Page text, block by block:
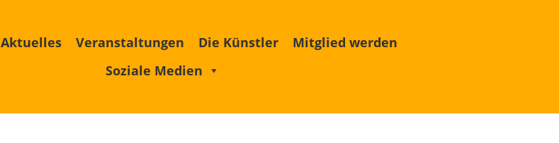
Aktuelles Veranstaltungen Die Künstler
Mitglied werden
Soziale Medien